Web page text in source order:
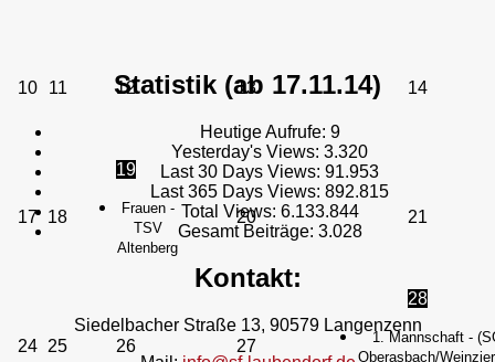
10 11 12 13 14
17 18
19
Frauen -
TSV
Altenberg
20 21
24 25 26 27
28
1. Mannschaft -
Oberasbach/
Statistik (ab 17.11.14)
Heutige Aufrufe: 9
Yesterday's Views: 3.320
Last 30 Days Views: 91.953
Last 365 Days Views: 892.815
Total Views: 6.133.844
Gesamt Beiträge: 3.028
Kontakt:
Siedelbacher Straße 13, 90579 Langenzenn